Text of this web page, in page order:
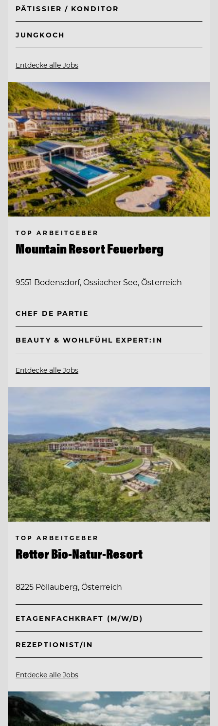
PÂTISSIER / KONDITOR
JUNGKOCH
Entdecke alle Jobs
TOP ARBEITGEBER
Mountain Resort Feuerberg
9551 Bodensdorf, Ossiacher See, Österreich
CHEF DE PARTIE
BEAUTY & WOHLFÜHL EXPERT:IN
Entdecke alle Jobs
TOP ARBEITGEBER
Retter Bio-Natur-Resort
8225 Pöllauberg, Österreich
ETAGENFACHKRAFT (M/W/D)
REZEPTIONIST/IN
Entdecke alle Jobs